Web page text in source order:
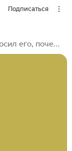
Подписаться
его, почему
почему бы